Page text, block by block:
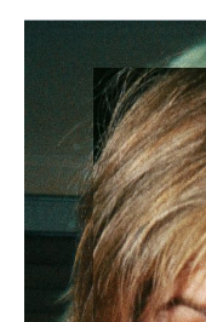
Strahinja
Vukić